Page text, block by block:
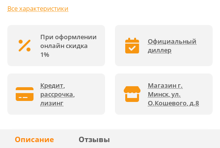
Все характеристики
При оформлении
онлайн скидка
1%
Официальный
диллер
Кредит,
рассрочка,
лизинг
Магазин г.
Минск, ул.
О.Кошевого, д.8
Описание Отзывы